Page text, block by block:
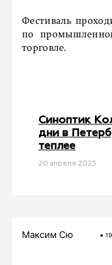
Фестиваль
по
торговле.
Синоптик
дни в
теплее
20 апреля 2023
Максим Сю